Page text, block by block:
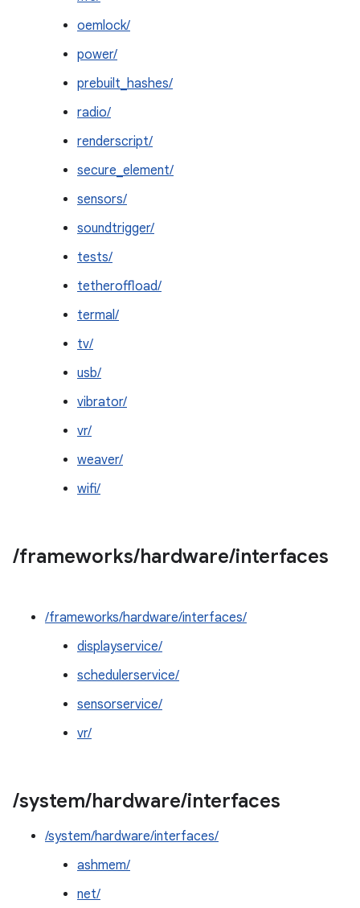
oemlock/
power/
prebuilt_hashes/
radio/
renderscript/
secure_element/
sensors/
soundtrigger/
tests/
tetheroffload/
termal/
tv/
usb/
vibrator/
vr/
weaver/
wifi/
/frameworks/hardware/interfaces
/frameworks/hardware/interfaces/
displayservice/
schedulerservice/
sensorservice/
vr/
/system/hardware/interfaces
/system/hardware/interfaces/
ashmem/
net/